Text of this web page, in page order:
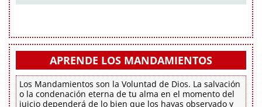
APRENDE LOS MANDAMIENTOS
Los Mandamientos son la Voluntad de Dios. La salvación
o la condenación eterna de tu alma en el momento del
juicio dependerá de lo bien que los hayas observado y